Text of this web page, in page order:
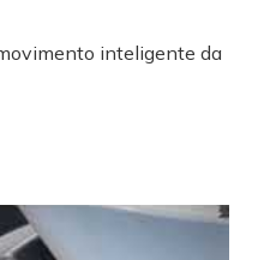
inteligente da